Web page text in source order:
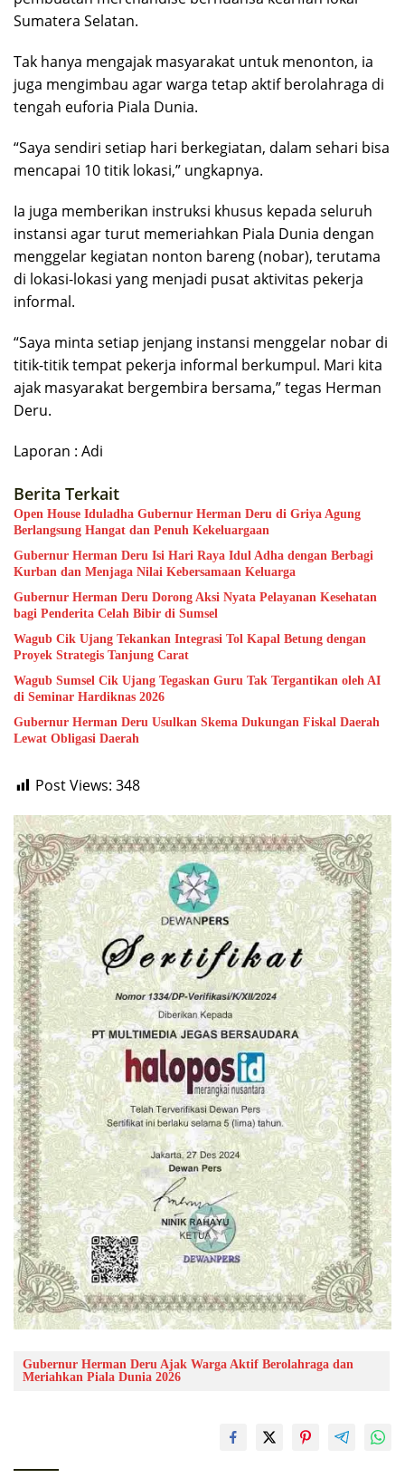
Sumatera Selatan.
Tak hanya mengajak masyarakat untuk menonton, ia
juga mengimbau agar warga tetap aktif berolahraga di
tengah euforia Piala Dunia.
“Saya sendiri setiap hari berkegiatan, dalam sehari bisa
mencapai 10 titik lokasi,” ungkapnya.
Ia juga memberikan instruksi khusus kepada seluruh
instansi agar turut memeriahkan Piala Dunia dengan
menggelar kegiatan nonton bareng (nobar), terutama
di lokasi-lokasi yang menjadi pusat aktivitas pekerja
informal.
“Saya minta setiap jenjang instansi menggelar nobar di
titik-titik tempat pekerja informal berkumpul. Mari kita
ajak masyarakat bergembira bersama,” tegas Herman
Deru.
Laporan : Adi
Berita Terkait
Open House Iduladha Gubernur Herman Deru di Griya Agung
Berlangsung Hangat dan Penuh Kekeluargaan
Gubernur Herman Deru Isi Hari Raya Idul Adha dengan Berbagi
Kurban dan Menjaga Nilai Kebersamaan Keluarga
Gubernur Herman Deru Dorong Aksi Nyata Pelayanan Kesehatan
bagi Penderita Celah Bibir di Sumsel
Wagub Cik Ujang Tekankan Integrasi Tol Kapal Betung dengan
Proyek Strategis Tanjung Carat
Wagub Sumsel Cik Ujang Tegaskan Guru Tak Tergantikan oleh AI
di Seminar Hardiknas 2026
Gubernur Herman Deru Usulkan Skema Dukungan Fiskal Daerah
Lewat Obligasi Daerah
Post Views: 348
Gubernur Herman Deru Ajak Warga Aktif Berolahraga dan
Meriahkan Piala Dunia 2026